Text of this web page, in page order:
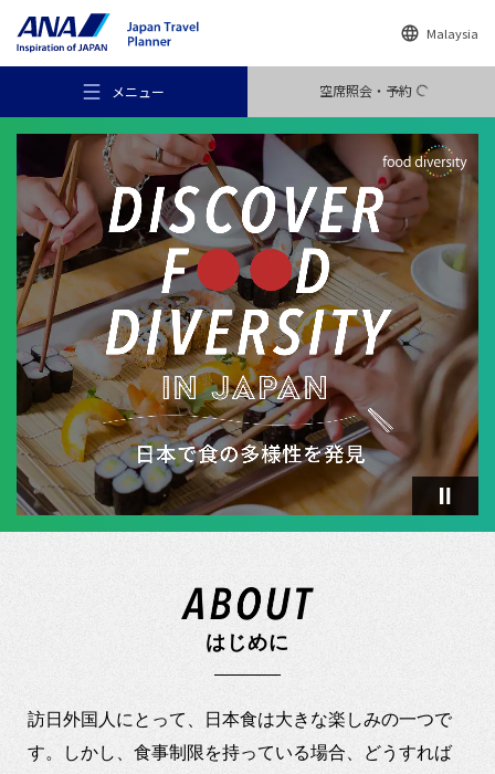
Malaysia
メニュー 空席照会・予約
おすすめの旅
旅のアイデア
行き先
旅のお役立ち情報
閉じる
はじめに
訪日外国人にとって、日本食は大きな楽しみの一つで
す。しかし、食事制限を持っている場合、どうすれば